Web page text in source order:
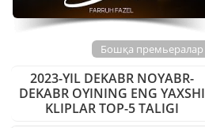
Бошқа премьералар
2023-YIL DEKABR NOYABR-
DEKABR OYINING ENG YAXSHI
KLIPLAR TOP-5 TALIGI